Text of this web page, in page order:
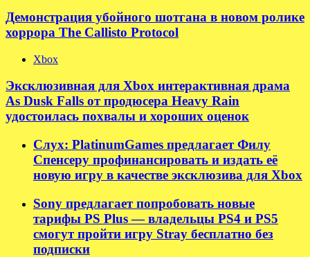
Демонстрация убойного шотгана в новом ролике
хоррора The Callisto Protocol
Xbox
Эксклюзивная для Xbox интерактивная драма
As Dusk Falls от продюсера Heavy Rain
удостоилась похвалы и хороших оценок
Слух: PlatinumGames предлагает Филу
Спенсеру профинансировать и издать её
новую игру в качестве эксклюзива для Xbox
Sony предлагает попробовать новые
тарифы PS Plus — владельцы PS4 и PS5
смогут пройти игру Stray бесплатно без
подписки